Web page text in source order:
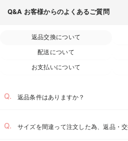
Q&A お客様からのよくあるご質問
返品交換について
配送について
お支払いについて
返品条件はありますか？
サイズを間違って注文した為、返品・